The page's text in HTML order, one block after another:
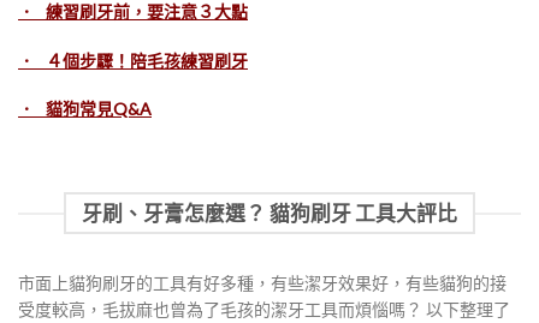
． 練習刷牙前，要注意３大點
． ４個步驟！陪毛孩練習刷牙
． 貓狗常見Q&A
牙刷、牙膏怎麼選？ 貓狗刷牙 工具大評比
市面上貓狗刷牙的工具有好多種，有些潔牙效果好，有些貓狗的接
受度較高，毛拔麻也曾為了毛孩的潔牙工具而煩惱嗎？ 以下整理了